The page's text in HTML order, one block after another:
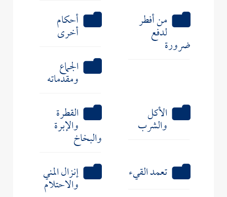
من أفطر
لدفع
ضرورة
أحكام
أخرى
الجماع
ومقدماته
الأكل
والشرب
القطرة
والإبرة
والبخاخ
تعمد القيء
إنزال المني
والاحتلام